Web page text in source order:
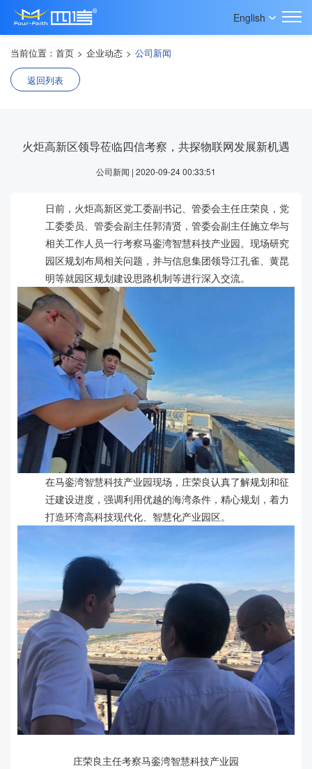
English
当前位置： 首页 > 企业动态 > 公司新闻
返回列表
火炬高新区领导莅临四信考察，共探物联网发展新机遇
公司新闻 | 2020-09-24 00:33:51
日前，火炬高新区党工委副书记、管委会主任庄荣良，党
工委委员、管委会副主任郭清贤，管委会副主任施立华与
相关工作人员一行考察马銮湾智慧科技产业园。现场研究
园区规划布局相关问题，并与信息集团领导江孔雀、黄昆
明等就园区规划建设思路机制等进行深入交流。
在马銮湾智慧科技产业园现场，庄荣良认真了解规划和征
迁建设进度，强调利用优越的海湾条件，精心规划，着力
打造环湾高科技现代化、智慧化产业园区。
庄荣良主任考察马銮湾智慧科技产业园